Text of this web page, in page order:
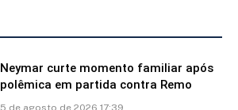
Neymar curte momento familiar após
polêmica em partida contra Remo
5 de agosto de 2026 17:39